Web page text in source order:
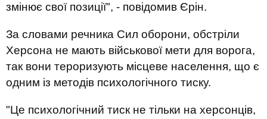
змінює свої позиції", - повідомив Єрін.
За словами речника Сил оборони, обстріли
Херсона не мають військової мети для ворога,
так вони тероризують місцеве населення, що є
одним із методів психологічного тиску.
"Це психологічний тиск не тільки на херсонців,